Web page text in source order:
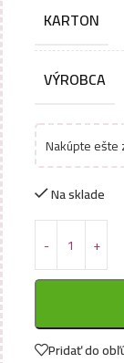
KARTON
VÝROBCA
Nakúpte ešte
Na sklade
Pridať do